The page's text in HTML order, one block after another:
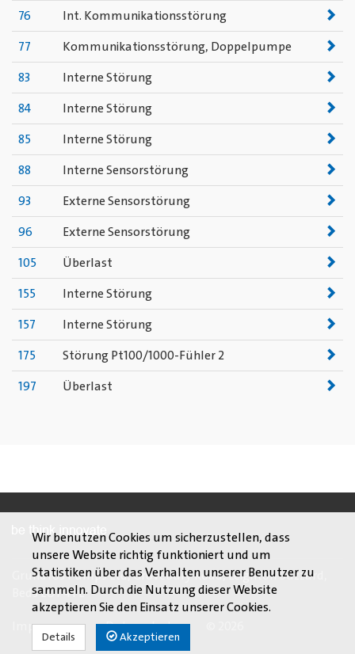
76 Int. Kommunikationsstörung
77 Kommunikationsstörung, Doppelpumpe
83 Interne Störung
84 Interne Störung
85 Interne Störung
88 Interne Sensorstörung
93 Externe Sensorstörung
96 Externe Sensorstörung
105 Überlast
155 Interne Störung
157 Interne Störung
175 Störung Pt100/1000-Fühler 2
197 Überlast
Grundfos Pumps Ltd, Grovebury Road, Leighton Buzzard,
Beds LU7 4TL
Impressum Datenschutz
Wir benutzen Cookies um sicherzustellen, dass
unsere Website richtig funktioniert und um
Statistiken über das Verhalten unserer Benutzer zu
sammeln. Durch die Nutzung dieser Website
akzeptieren Sie den Einsatz unserer Cookies.
Details Akzeptieren